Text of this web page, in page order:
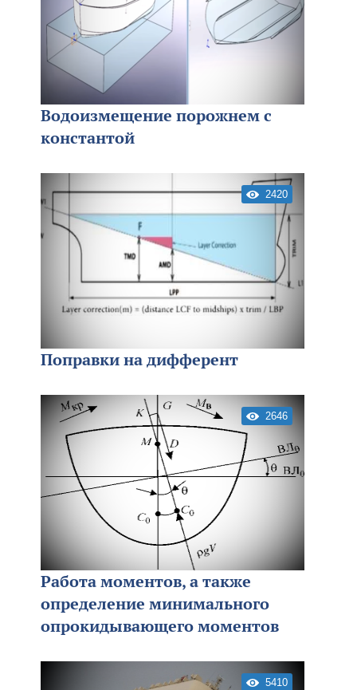
Водоизмещение порожнем с
константой
2420
Поправки на дифферент
2646
Работа моментов, а также
определение минимального
опрокидывающего моментов
5410